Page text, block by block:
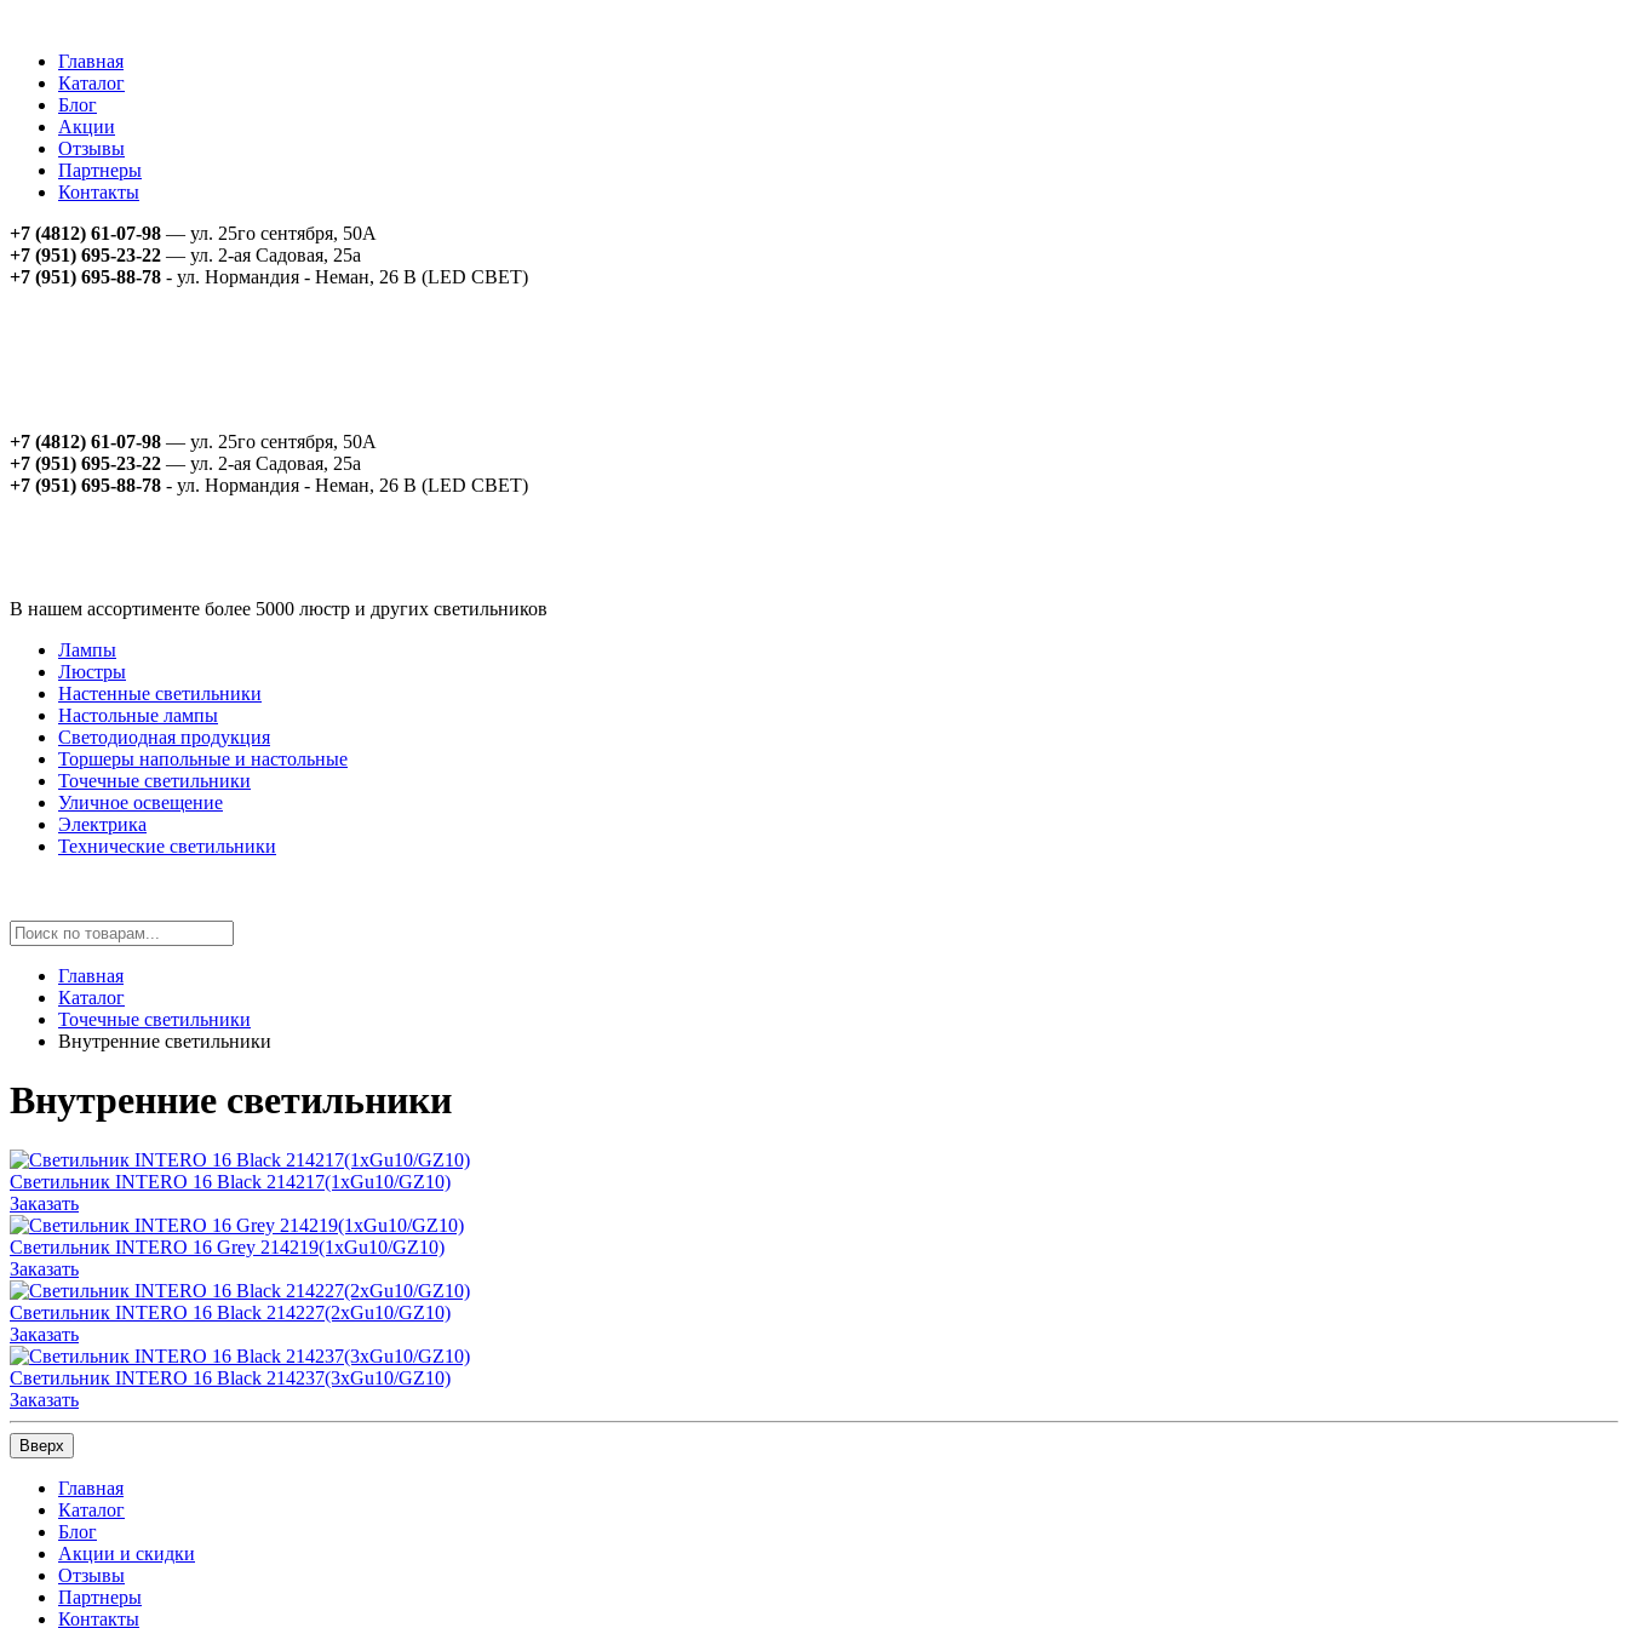
Главная
Каталог
Блог
Акции
Отзывы
Партнеры
Контакты
+7 (4812) 61-07-98 — ул. 25го сентября, 50А
+7 (951) 695-23-22 — ул. 2-ая Садовая, 25а
+7 (951) 695-88-78 - ул. Нормандия - Неман, 26 В (LED СВЕТ)
+7 (4812) 61-07-98 — ул. 25го сентября, 50А
+7 (951) 695-23-22 — ул. 2-ая Садовая, 25а
+7 (951) 695-88-78 - ул. Нормандия - Неман, 26 В (LED СВЕТ)
В нашем ассортименте более 5000 люстр и других светильников
Лампы
Люстры
Настенные светильники
Настольные лампы
Светодиодная продукция
Торшеры напольные и настольные
Точечные светильники
Уличное освещение
Электрика
Технические светильники
Главная
Каталог
Точечные светильники
Внутренние светильники
Внутренние светильники
Светильник INTERO 16 Black 214217(1хGu10/GZ10)
Заказать
Светильник INTERO 16 Grey 214219(1хGu10/GZ10)
Заказать
Светильник INTERO 16 Black 214227(2хGu10/GZ10)
Заказать
Светильник INTERO 16 Black 214237(3хGu10/GZ10)
Заказать
Вверх
Главная
Каталог
Блог
Акции и скидки
Отзывы
Партнеры
Контакты